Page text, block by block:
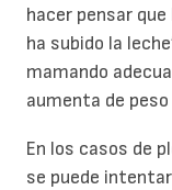
hacer pensar que
ha subido la
mamando
aumenta de
En los casos de
se puede